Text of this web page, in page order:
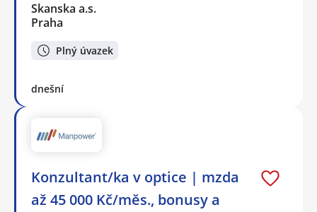
Skanska a.s.
Praha
Plný úvazek
dnešní
Konzultant/ka v optice | mzda
až 45 000 Kč/měs., bonusy a